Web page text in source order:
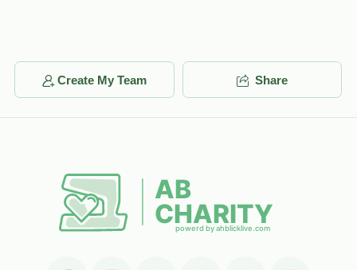
יצחק יוסף אונגער
1 year ago $5.00
Create My Team Share